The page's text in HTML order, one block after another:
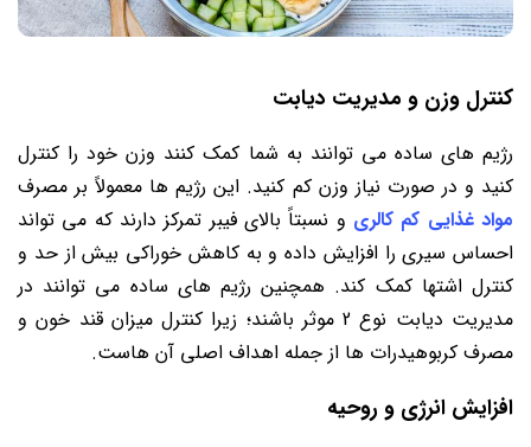
کنترل وزن و مدیریت دیابت
رژیم‌ های ساده می‌ توانند به شما کمک کنند وزن خود را کنترل
کنید و در صورت نیاز وزن کم کنید. این رژیم ‌ها معمولاً بر مصرف
مواد غذایی کم کالری و نسبتاً بالای فیبر تمرکز دارند که می‌ تواند
احساس سیری را افزایش داده و به کاهش خوراکی بیش از حد و
کنترل اشتها کمک کند. همچنین رژیم‌ های ساده می ‌توانند در
مدیریت دیابت نوع 2 موثر باشند؛ زیرا کنترل میزان قند خون و
مصرف کربوهیدرات ‌ها از جمله اهداف اصلی آن‌ هاست.
افزایش انرژی و روحیه